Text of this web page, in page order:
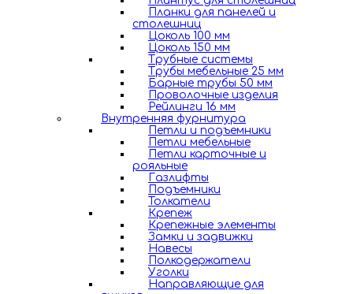
Планки для панелей и
столешниц
Цоколь 100 мм
Цоколь 150 мм
Трубные системы
Трубы мебельные 25 мм
Барные трубы 50 мм
Проволочные изделия
Рейлинги 16 мм
Внутренняя фурнитура
Петли и подъемники
Петли мебельные
Петли карточные и
рояльные
Газлифты
Подъемники
Толкатели
Крепеж
Крепежные элементы
Замки и задвижки
Навесы
Полкодержатели
Уголки
Направляющие для